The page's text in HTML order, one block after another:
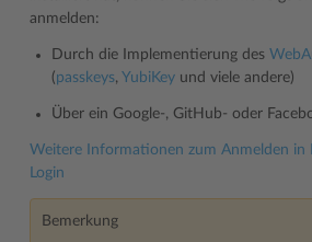
anmelden:
Durch die Implementierung des
(passkeys, YubiKey und viele andere)
Über ein Google-, GitHub- oder
Weitere Informationen zum Anmelden in
Login
Bemerkung